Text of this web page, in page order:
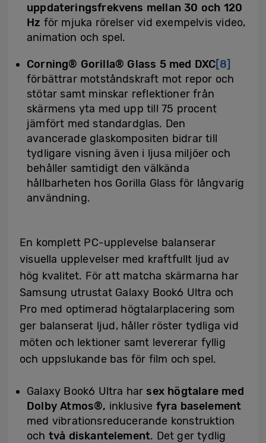
uppdateringsfrekvens mellan 30 och 120
Hz för mjuka rörelser vid exempelvis video,
animation och spel.
Corning® Gorilla® Glass 5 med DXC[8]
förbättrar motståndskraft mot repor och
stötar samt minskar reflektioner från
skärmens yta med upp till 75 procent
jämfört med standardglas. Den
avancerade glaskompositen bidrar till
tydligare visning även i ljusa miljöer och
behåller samtidigt den välkända
hållbarheten hos Gorilla Glass för långvarig
användning.
En komplett PC-upplevelse balanserar
visuella upplevelser med kraftfullt ljud av
hög kvalitet. För att matcha skärmarna har
Samsung utrustat Galaxy Book6 Ultra och
Pro med optimerad högtalarplacering som
ger balanserat ljud, håller röster tydliga vid
möten och lektioner samt levererar fyllig
och uppslukande bas för film och spel.
Galaxy Book6 Ultra harsex högtalare med
Dolby Atmos®, inklusive fyra baselement
med vibrationsreducerande konstruktion
och två diskantelement. Det ger tydlig